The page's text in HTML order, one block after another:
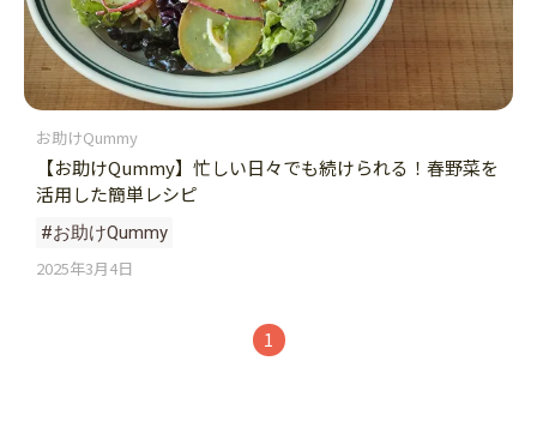
お助けQummy
【お助けQummy】忙しい日々でも続けられる！春野菜を
活用した簡単レシピ
#お助けQummy
2025年3月4日
1